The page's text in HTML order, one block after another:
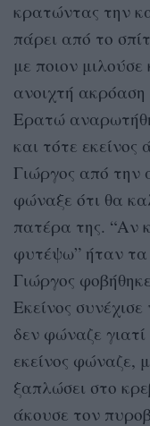
κρατώντας την
πάρει από το
με ποιον
ανοιχτή
Ερατώ
και τότε
Γιώργος από την
φώναξε ότι θα
πατέρα της. “Αν
φυτέψω” ήταν
Γιώργος
Εκείνος
δεν φώναζε
εκείνος φώναζε,
ξαπλώσει στο
άκουσε τον